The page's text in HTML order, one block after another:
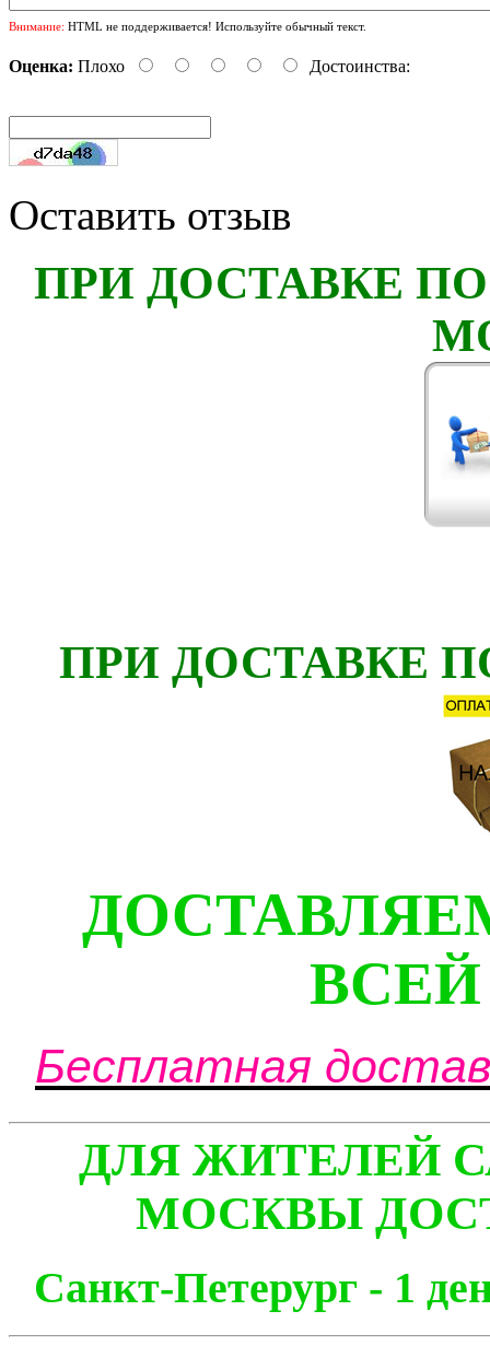
Внимание: HTML не поддерживается! Используйте обычный текст.
Оценка: Плохо Достоинства:
Оставить отзыв
ПРИ ДОСТАВКЕ
ПРИ ДОСТАВКЕ
Бесплатная
ДЛЯ ЖИТЕЛЕЙ
МОСКВЫ
Санкт-Петерург -